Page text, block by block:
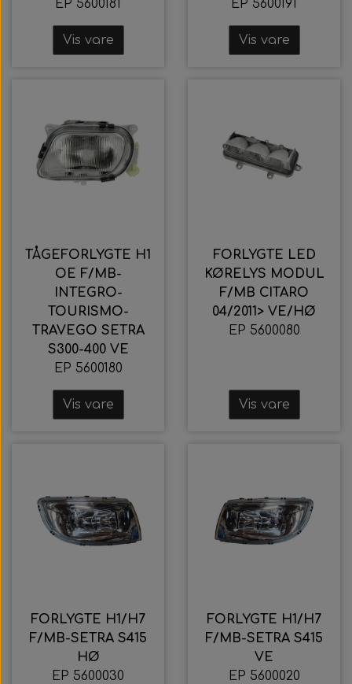
EP 5600181
Vis vare
EP 5600191
Vis vare
TÅGEFORLYGTE H1
OE F/MB-
INTEGRO-
TOURISMO-
TRAVEGO SETRA
S300-400 VE
EP 5600180
Vis vare
FORLYGTE LED
KØRELYS MODUL
F/MB CITARO
04/2011> VE/HØ
EP 5600080
Vis vare
FORLYGTE H1/H7
F/MB-SETRA S415
HØ
EP 5600030
FORLYGTE H1/H7
F/MB-SETRA S415
VE
EP 5600020